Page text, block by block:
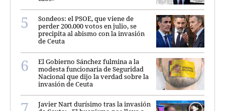
Sondeos: el PSOE, que viene de
perder 200.000 votos en julio, se
precipita al abismo con la invasión
de Ceuta
El Gobierno Sánchez fulmina a la
modesta funcionaria de Seguridad
Nacional que dijo la verdad sobre la
invasión de Ceuta
Javier Nart durísimo tras la invasión